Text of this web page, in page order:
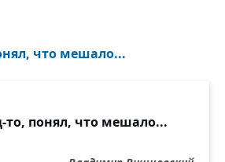
что мешало...
то, понял, что мешало...